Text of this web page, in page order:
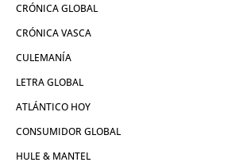
CRÓNICA GLOBAL
CRÓNICA VASCA
CULEMANÍA
LETRA GLOBAL
ATLÁNTICO HOY
CONSUMIDOR GLOBAL
HULE & MANTEL